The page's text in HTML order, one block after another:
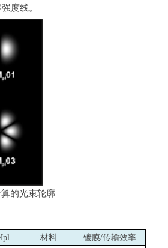
度线。
的光束轮廓
材料 镀膜/传输效率